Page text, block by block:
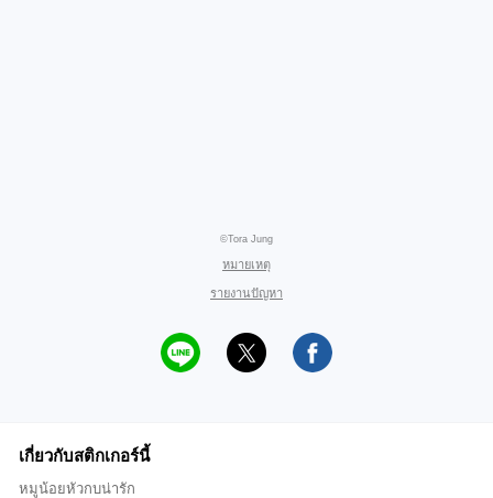
©Tora Jung
หมายเหตุ
รายงานปัญหา
เกี่ยวกับสติกเกอร์นี้
หมูน้อยหัวกบน่ารัก